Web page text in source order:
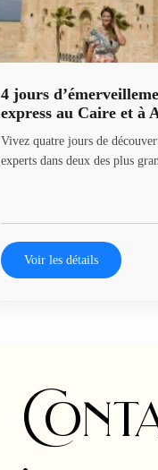
4 jours
express au Caire et à
Vivez quatre jours de
experts dans deux des plus
Voir les détails